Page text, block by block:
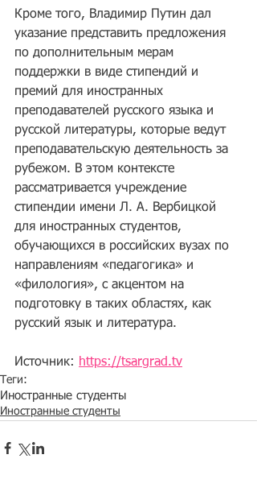
Кроме того, Владимир Путин дал
указание представить предложения
по дополнительным мерам
поддержки в виде стипендий и
премий для иностранных
преподавателей русского языка и
русской литературы, которые ведут
преподавательскую деятельность за
рубежом. В этом контексте
рассматривается учреждение
стипендии имени Л. А. Вербицкой
для иностранных студентов,
обучающихся в российских вузах по
направлениям «педагогика» и
«филология», с акцентом на
подготовку в таких областях, как
русский язык и литература.
Источник: https://tsargrad.tv
Теги:
Иностранные студенты
Иностранные студенты